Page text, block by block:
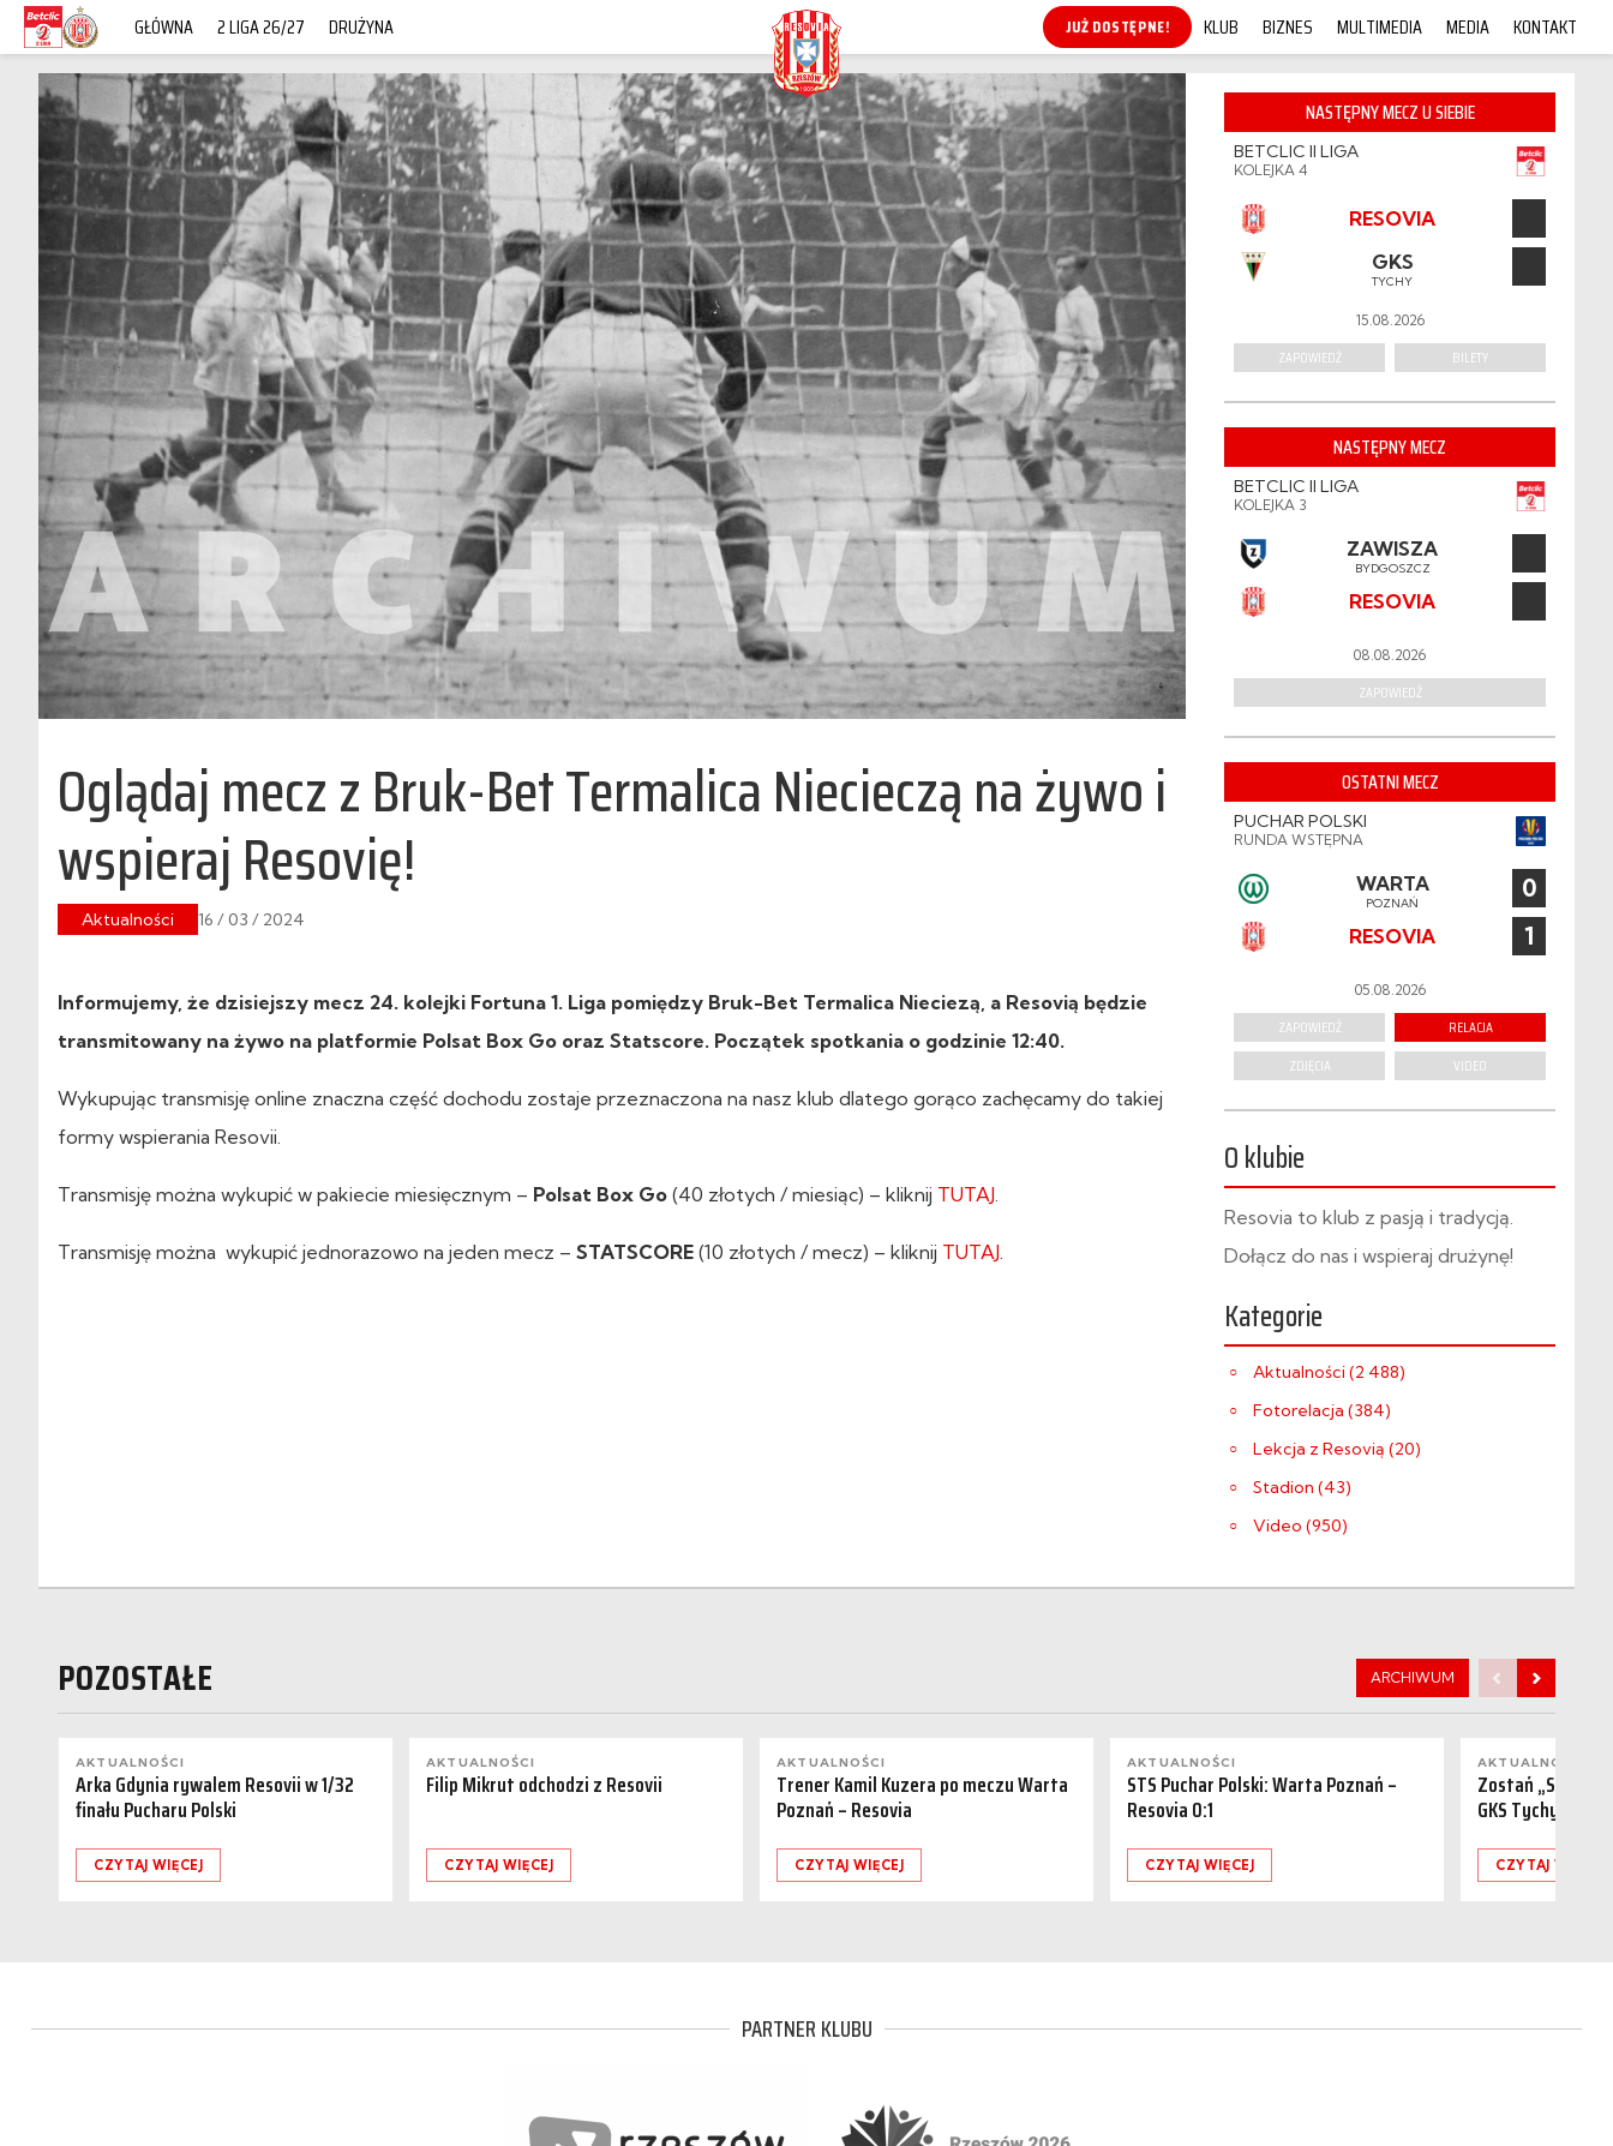
GŁÓWNA 2 LIGA 26/27 DRUŻYNA KUP ONLINE! KLUB BIZNES MULTIMEDIA MEDIA KONTAKT
Oglądaj mecz z Bruk-Bet Termalica Niecieczą na żywo i
wspieraj Resovię!
Aktualności 16 / 03 / 2024
Informujemy, że dzisiejszy mecz 24. kolejki Fortuna 1. Liga pomiędzy Bruk-Bet Termalica Nieciezą, a Resovią będzie
transmitowany na żywo na platformie Polsat Box Go oraz Statscore. Początek spotkania o godzinie 12:40.
Wykupując transmisję online znaczna część dochodu zostaje przeznaczona na nasz klub dlatego gorąco zachęcamy do takiej
formy wspierania Resovii.
Transmisję można wykupić w pakiecie miesięcznym – Polsat Box Go (40 złotych / miesiąc) – kliknij TUTAJ
Transmisję można wykupić jednorazowo na jeden mecz – STATSCORE (10 złotych / mecz) – kliknij TUTAJ
NASTĘPNY MECZ U SIEBIE
BETCLIC II LIGA
KOLEJKA 4
RESOVIA
GKS
TYCHY
15.08.2026
ZAPOWIEDŹ BILETY
NASTĘPNY MECZ
BETCLIC II LIGA
KOLEJKA 3
ZAWISZA
BYDGOSZCZ
RESOVIA
08.08.2026
ZAPOWIEDŹ
OSTATNI MECZ
PUCHAR POLSKI
RUNDA WSTĘPNA
WARTA
POZNAŃ 0
RESOVIA 1
05.08.2026
ZAPOWIEDŹ
RELACJA
ZDJĘCIA
VIDEO
O klubie
Resovia to klub z pasją i tradycją.
Dołącz do nas i wspieraj drużynę!
Kategorie
Aktualności (2 488)
Fotorelacja (384)
Lekcja z Resovią (20)
Stadion (43)
Video (950)
POZOSTAŁE ARCHIWUM
AKTUALNOŚCI
Arka Gdynia rywalem Resovii w 1/32
finału Pucharu Polski
CZYTAJ WIĘCEJ
AKTUALNOŚCI
Filip Mikrut odchodzi z Resovii
CZYTAJ WIĘCEJ
AKTUALNOŚCI
Trener Kamil Kuzera po meczu Warta
Poznań – Resovia
CZYTAJ WIĘCEJ
AKTUALNOŚCI
STS Puchar Polski: Warta Poznań –
Resovia 0:1
CZYTAJ WIĘCEJ
AKTUALNOŚCI
Zostań
GKS Tychy
CZYTAJ WIĘCEJ
PARTNER KLUBU